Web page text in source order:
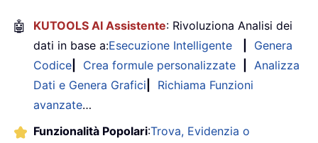
🤖 KUTOOLS AI Assistente: Rivoluziona Analisi dei
dati in base a:Esecuzione Intelligente
Genera
Codice
Crea formule personalizzate
Analizza
Dati e Genera Grafici
Richiama Funzioni
avanzate…
Funzionalità Popolari:Trova, Evidenzia o